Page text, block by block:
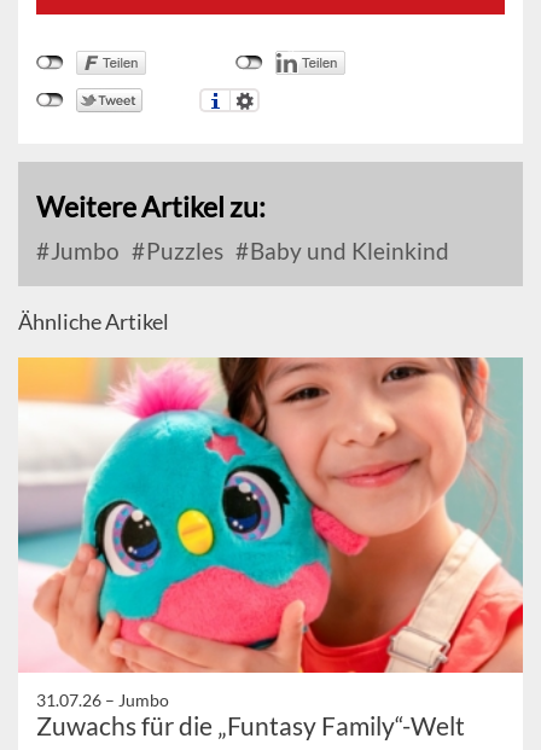
Weitere Artikel zu:
Jumbo Puzzles Baby und Kleinkind
Ähnliche Artikel
31.07.26 – Jumbo
Zuwachs für die „Funtasy Family“-Welt